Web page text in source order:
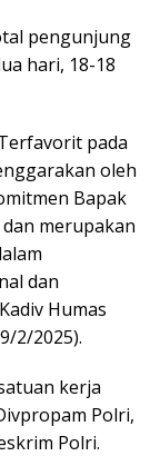
pengunjung
hari, 18-18
pada
oleh
Bapak
merupakan
dan
Humas
2/2025).
kerja
Polri,
Polri.